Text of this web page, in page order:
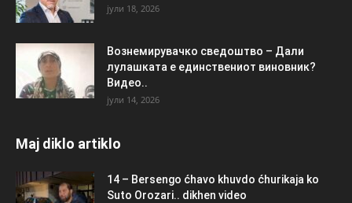
јули 18, 2026
Вознемирувачко сведоштво – Дали
лулашката е единствениот виновник?
Видео..
јули 14, 2026
Maj diklo artiklo
14 – Bersengo ćhavo khuvdo ćhurikaja ko
Suto Orozari.. dikhen video